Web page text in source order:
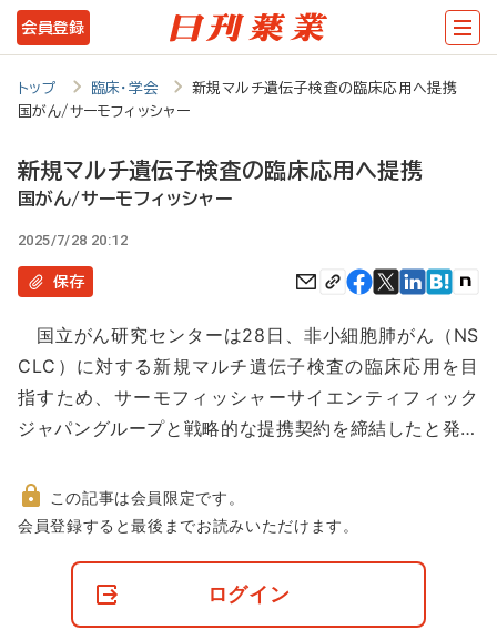
メ
イ
ン
テ
ツ
に
動
会員登録
トップ 臨床・学会
新規マルチ遺伝子検査の臨床応用へ提携
国がん/サーモフィッシャー
新規マルチ遺伝子検査の臨床応用へ提携
国がん/サーモフィッシャー
2025/7/28 20:12
保存
国立がん研究センターは28日、非小細胞肺がん（NS
CLC）に対する新規マルチ遺伝子検査の臨床応用を目
指すため、サーモフィッシャーサイエンティフィック
ジャパングループと戦略的な提携契約を締結したと発…
非
この記事は会員限定です。
会員登録すると最後までお読みいただけます。
ログイン